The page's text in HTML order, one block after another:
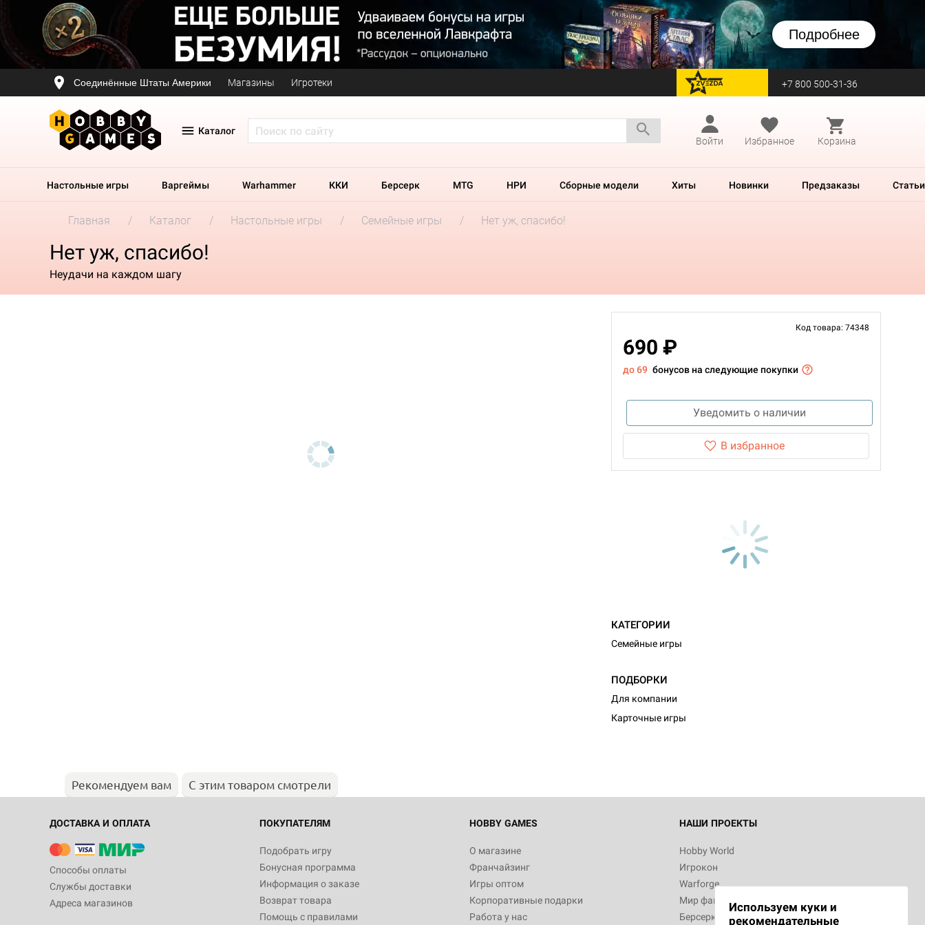
Подробнее
Соединённые Штаты Америки Магазины Игротеки перейти на Zvezda +7 800 500-31-36
Каталог
Войти
Избранное Корзина
Настольные игры Варгеймы Warhammer ККИ Берсерк MTG НРИ Сборные модели Хиты Новинки Предзаказы Статьи
Главная Каталог Настольные игры Семейные игры Нет уж, спасибо!
Нет уж, спасибо!
Неудачи на каждом шагу
Код товара: 74348
690 ₽
до 69 бонусов на следующие покупки
Уведомить о наличии
В избранное
КАТЕГОРИИ
Семейные игры
ПОДБОРКИ
Для компании
Карточные игры
Рекомендуем вам С этим товаром смотрели
ДОСТАВКА И ОПЛАТА
Способы оплаты
Службы доставки
Адреса магазинов
ПОКУПАТЕЛЯМ
Подобрать игру
Бонусная программа
Информация о заказе
Возврат товара
Помощь с правилами
HOBBY GAMES
О магазине
Франчайзинг
Игры оптом
Корпоративные подарки
Работа у нас
НАШИ ПРОЕКТЫ
Hobby World
Игрокон
Warforge
Мир фантастики
Берсерк
Используем куки и
рекомендательные